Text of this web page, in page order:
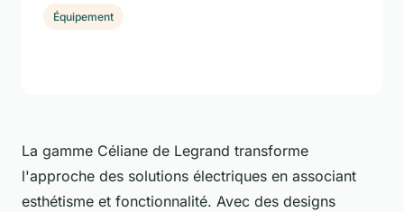
La gamme Céliane de Legrand transforme
l'approche des solutions électriques en associant
esthétisme et fonctionnalité. Avec des designs
Équipement